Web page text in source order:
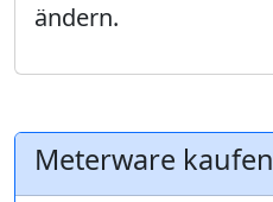
ändern.
Meterware kaufen